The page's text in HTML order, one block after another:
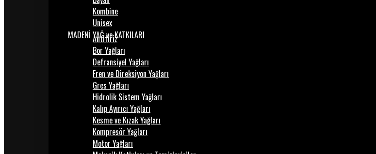
Kombine
Unisex
MADENİ YAĞ ve KATKILARI
Antifiriz
Bor Yağları
Defransiyel Yağları
Fren ve Direksiyon Yağları
Gres Yağları
Hidrolik Sistem Yağları
Kalıp Ayırıcı Yağları
Kesme ve Kızak Yağları
Kompresör Yağları
Motor Yağları